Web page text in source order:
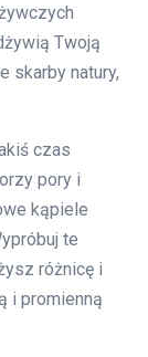
Twoją
skarby natury,
czas
pory i
kąpiele
te
różnicę i
i promienną